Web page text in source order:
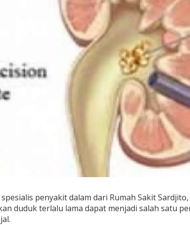
penyakit dalam dari Rumah Sakit
duduk terlalu lama dapat menjadi salah satu